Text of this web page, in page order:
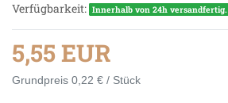
Verfügbarkeit: Innerhalb von 24h versandfertig.
5,55 EUR
Grundpreis 0,22 € / Stück